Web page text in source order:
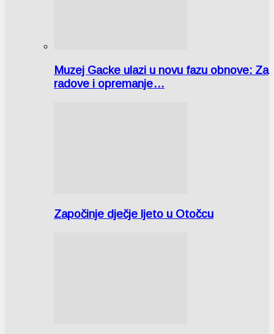
Muzej Gacke ulazi u novu fazu obnove: Za
radove i opremanje…
Započinje dječje ljeto u Otočcu